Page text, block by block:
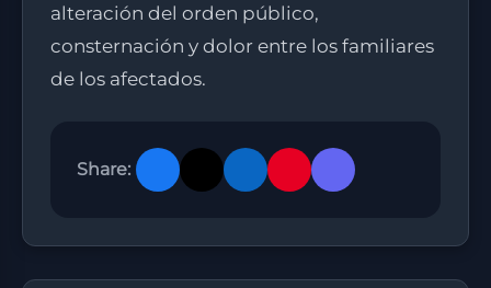
alteración del orden público,
consternación y dolor entre los familiares
de los afectados.
Share: